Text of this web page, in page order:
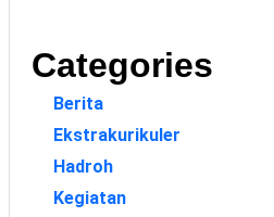
Categories
Berita
Ekstrakurikuler
Hadroh
Kegiatan